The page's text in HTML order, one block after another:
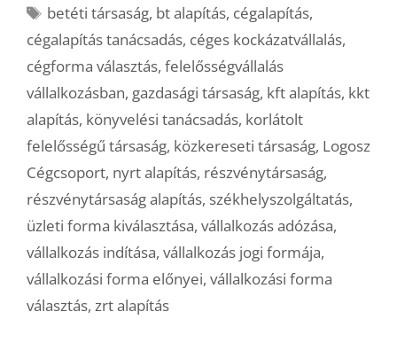
Címkék
betéti társaság, bt alapítás, cégalapítás,
cégalapítás tanácsadás, céges kockázatvállalás,
cégforma választás, felelősségvállalás
vállalkozásban, gazdasági társaság, kft alapítás, kkt
alapítás, könyvelési tanácsadás, korlátolt
felelősségű társaság, közkereseti társaság, Logosz
Cégcsoport, nyrt alapítás, részvénytársaság,
részvénytársaság alapítás, székhelyszolgáltatás,
üzleti forma kiválasztása, vállalkozás adózása,
vállalkozás indítása, vállalkozás jogi formája,
vállalkozási forma előnyei, vállalkozási forma
választás, zrt alapítás